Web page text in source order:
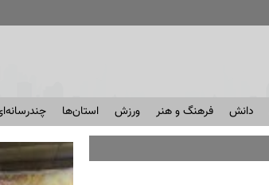
دانش فرهنگ و هنر ورزش استان‌ها